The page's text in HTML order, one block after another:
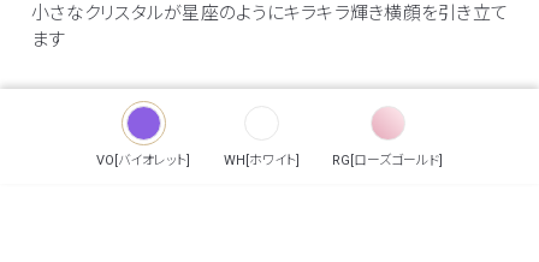
小さなクリスタルが星座のようにキラキラ輝き横顔を引き立て
ます
VO[バイオレット] WH[ホワイト] RG[ローズゴールド]